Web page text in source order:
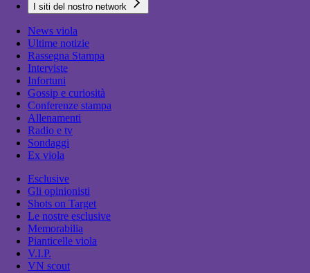
I siti del nostro network
News viola
Ultime notizie
Rassegna Stampa
Interviste
Infortuni
Gossip e curiosità
Conferenze stampa
Allenamenti
Radio e tv
Sondaggi
Ex viola
Esclusive
Gli opinionisti
Shots on Target
Le nostre esclusive
Memorabilia
Pianticelle viola
V.I.P.
VN scout